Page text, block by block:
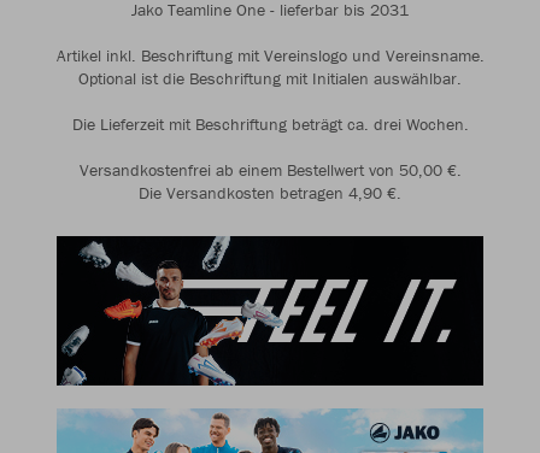
Jako Teamline One - lieferbar bis 2031
Artikel inkl. Beschriftung mit Vereinslogo und Vereinsname.
Optional ist die Beschriftung mit Initialen auswählbar.
Die Lieferzeit mit Beschriftung beträgt ca. drei Wochen.
Versandkostenfrei ab einem Bestellwert von 50,00 €.
Die Versandkosten betragen 4,90 €.